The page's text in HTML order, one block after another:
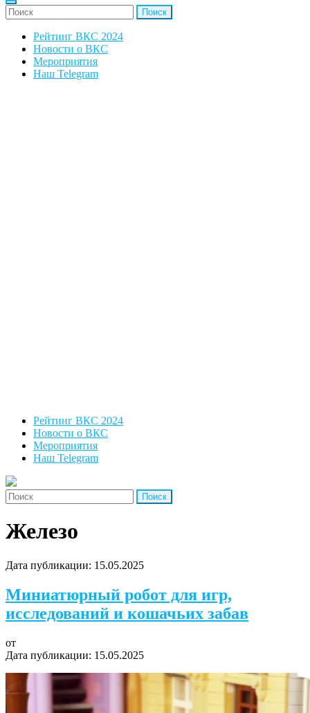
'Найти:
Рейтинг ВКС 2024
Новости о ВКС
Мероприятия
Наш Telegram
Рейтинг ВКС 2024
Новости о ВКС
Мероприятия
Наш Telegram
'Найти:
Железо
Дата публикации: 15.05.2025
Миниатюрный робот для игр,
исследований и кошачьих забав
от
Дата публикации: 15.05.2025